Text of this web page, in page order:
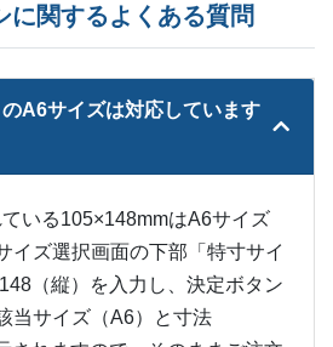
に関するよくある質問
A6サイズは対応しています
いる105×148mmはA6サイズ
イズ選択画面の下部「特寸サイ
（縦）を入力し、決定ボタン
当サイズ（A6）と寸法